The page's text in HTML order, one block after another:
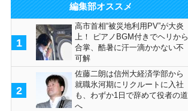
編集部オススメ
1
高市首相“被災地利用PV”が大炎
上！ ピアノBGM付きでヘリから
合掌、酷暑に汗一滴かかない不
可解
2
佐藤二朗は信州大経済学部から
就職氷河期にリクルートに入社
も、わずか1日で辞めて役者の道
へ